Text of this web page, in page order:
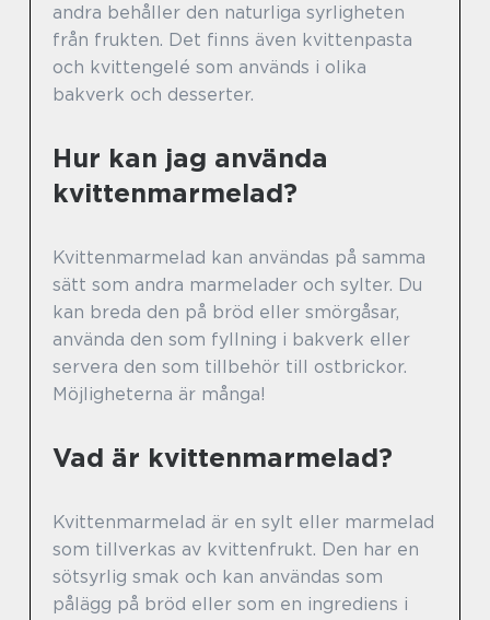
andra behåller den naturliga syrligheten
från frukten. Det finns även kvittenpasta
och kvittengelé som används i olika
bakverk och desserter.
Hur kan jag använda
kvittenmarmelad?
Kvittenmarmelad kan användas på samma
sätt som andra marmelader och sylter. Du
kan breda den på bröd eller smörgåsar,
använda den som fyllning i bakverk eller
servera den som tillbehör till ostbrickor.
Möjligheterna är många!
Vad är kvittenmarmelad?
Kvittenmarmelad är en sylt eller marmelad
som tillverkas av kvittenfrukt. Den har en
sötsyrlig smak och kan användas som
pålägg på bröd eller som en ingrediens i